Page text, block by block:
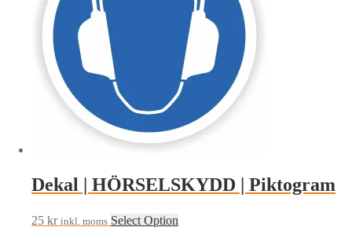
Dekal | HÖRSELSKYDD | Piktogram
25 kr inkl. moms Select Option